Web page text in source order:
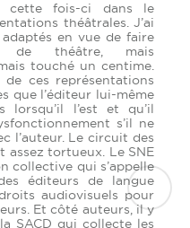
cette fois-ci dans le
théâtrales. J’ai
en vue de faire
de théâtre, mais
touché un centime.
ces représentations
que l’éditeur lui-même
lorsqu’il l’est et qu’il
s’il ne
l’auteur. Le circuit des
assez tortueux. Le SNE
collective qui s’appelle
éditeurs de langue
audiovisuels pour
Et côté auteurs, il y
SACD qui collecte les